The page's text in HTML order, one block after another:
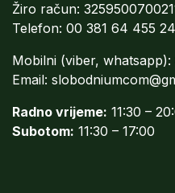
Žiro račun:
Telefon: 00 381 64 455
Mobilni (viber,
Email:
Radno vrijeme: 11:30 –
Subotom: 11:30 – 17:00